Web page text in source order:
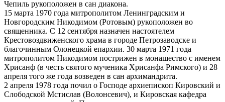
Чепиль рукоположен в сан диакона.
15 марта 1970 года митрополитом Ленинградским и
Новгородским Никодимом (Ротовым) рукоположен во
священника. С 12 сентября назначен настоятелем
Крестовоздвиженского храма в городе Петрозаводске и
благочинным Олонецкой епархии. 30 марта 1971 года
митрополитом Никодимом пострижен в монашество с именем
Хрисанф (в честь святого мученика Хрисанфа Римского) и 28
апреля того же года возведен в сан архимандрита.
2 апреля 1978 года почил о Господе архиепископ Кировский и
Слободской Мстислав (Волонсевич), и Кировская кафедра